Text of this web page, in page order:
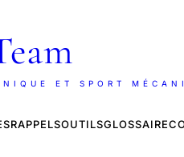
ET SPORT
RAPPELSOUTILSGLOSSAIRE